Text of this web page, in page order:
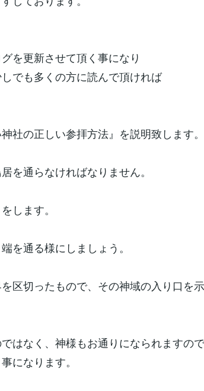
を更新させて頂く事になり
でも多くの方に読んで頂ければ
社の正しい参拝方法』を説明致します。
を通らなければなりません。
します。
を通る様にしましょう。
区切ったもので、その神域の入り口を
はなく、神様もお通りになられますので
になります。